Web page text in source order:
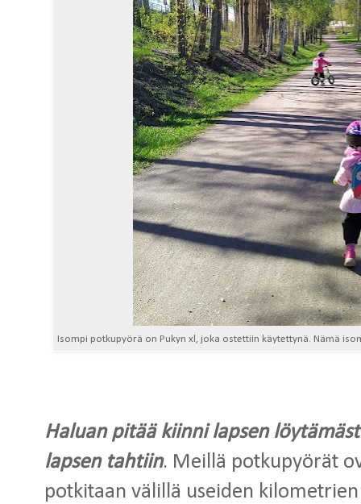
Isompi potkupyörä on Pukyn xl, joka ostettiin käytettynä. Nämä
Haluan pitää kiinni lapsen
lapsen tahtiin. Meillä potkupyörät
potkitaan välillä useiden